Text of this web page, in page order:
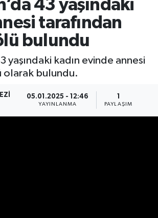
43 yaşındaki
tarafından
bulundu
yaşındaki kadın evinde annesi
olarak bulundu.
05.01.2025 - 12:46
YAYINLANMA
1
PAYLAŞIM